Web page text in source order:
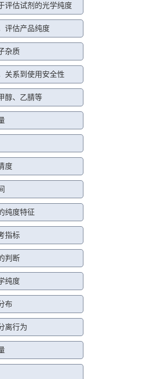
评估试剂的光学纯度
评估产品纯度
杂质
关系到使用安全性
醇、乙腈等
度
纯度特征
指标
判断
纯度
布
离行为